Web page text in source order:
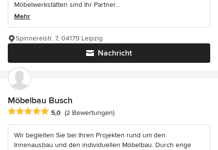
Möbelwerkstätten sind Ihr Partner...
Mehr
Nachricht
Spinnereistr. 7, 04179 Leipzig
Möbelbau Busch
Durchschnittliche Bewertung: 5 von 5 Sternen
5,0 (2 Bewertungen)
Wir begleiten Sie bei Ihren Projekten rund um den
Innenausbau und den individuellen Möbelbau. Durch enge